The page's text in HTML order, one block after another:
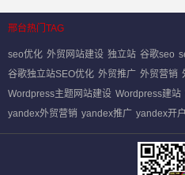
邢台热门TAG
seo优化 外贸网站建设 独立站 谷歌seo
谷歌独立站SEO优化 外贸推广 外贸营销
Wordpress主题网站建设 Wordpress建站
yandex外贸营销 yandex推广 yandex开户